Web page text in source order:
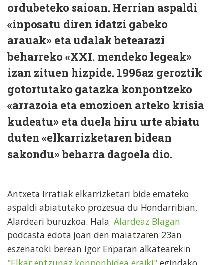
ordubeteko saioan. Herrian aspaldi
«inposatu diren idatzi gabeko
arauak» eta udalak betearazi
beharreko «XXI. mendeko legeak»
izan zituen hizpide. 1996az geroztik
gotortutako gatazka konpontzeko
«arrazoia eta emozioen arteko krisia
kudeatu» eta duela hiru urte abiatu
duten «elkarrizketaren bidean
sakondu» beharra dagoela dio.
Antxeta Irratiak elkarrizketari bide emateko
aspaldi abiatutako prozesua du Hondarribian,
Alardeari buruzkoa. Hala, Alardeaz Blagan
podcasta edota joan den maiatzaren 23an
eszenatoki berean Igor Enparan alkatearekin
"Elkar entzunaz konponbidea eraiki" egindako